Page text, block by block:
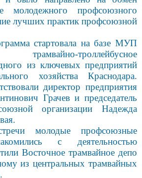
молодежного профсоюзного
лучших практик профсоюзной
стартовала на базе МУП
трамвайно-троллейбусное
из ключевых предприятий
хозяйства Краснодара.
директор предприятия
Грачев и председатель
организации Надежда
молодые профсоюзные
с деятельностью
Восточное трамвайное депо
из центральных трамвайных